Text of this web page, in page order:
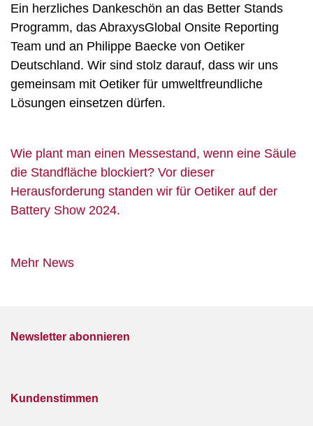
Ein herzliches Dankeschön an das Better Stands
Programm, das AbraxysGlobal Onsite Reporting
Team und an Philippe Baecke von Oetiker
Deutschland. Wir sind stolz darauf, dass wir uns
gemeinsam mit Oetiker für umweltfreundliche
Lösungen einsetzen dürfen.
Wie plant man einen Messestand, wenn eine Säule
die Standfläche blockiert? Vor dieser
Herausforderung standen wir für Oetiker auf der
Battery Show 2024.
Mehr News
Newsletter abonnieren
Kundenstimmen